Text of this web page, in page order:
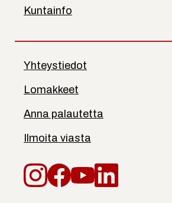
Kuntainfo
Yhteystiedot
Lomakkeet
Anna palautetta
Ilmoita viasta
Instagram
Facebook
YouTube
LinkedIn